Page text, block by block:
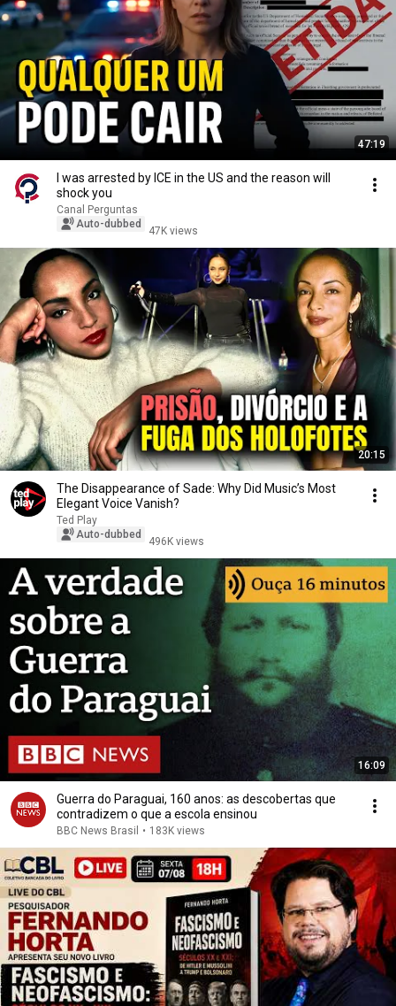
47:19
I was arrested by ICE in the US and the reason will
shock you
Canal Perguntas
Auto-dubbed
47K views
20:15
The Disappearance of Sade: Why Did Music’s Most
Elegant Voice Vanish?
Ted Play
Auto-dubbed
496K views
16:09
Guerra do Paraguai, 160 anos: as descobertas que
contradizem o que a escola ensinou
BBC News Brasil • 183K views